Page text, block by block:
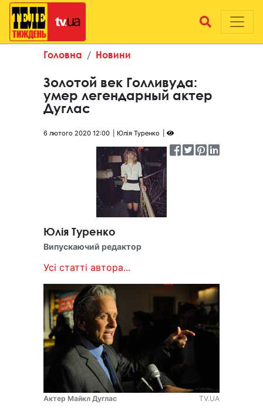
Головна Новини
Золотой век Голливуда:
умер легендарный актер
Дуглас
6 лютого 2020 12:00 Юлія Туренко
Юлія Туренко
Випускаючий редактор
Усі статті автора...
Актер Майкл Дуглас TV.UA